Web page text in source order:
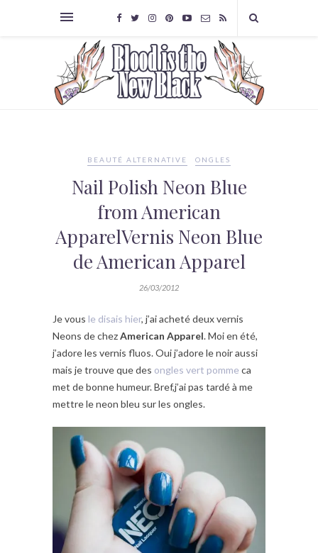
BEAUTÉ ALTERNATIVE ONGLES
Nail Polish Neon Blue
from American
ApparelVernis Neon Blue
de American Apparel
26/03/2012
Je vous le disais hier, j’ai acheté deux vernis
Neons de chezAmerican Apparel. Moi en été,
j’adore les vernis fluos. Oui j’adore le noir aussi
mais je trouve que des ongles vert pomme ca
met de bonne humeur. Bref,j’ai pas tardé à me
mettre le neon bleu sur les ongles.